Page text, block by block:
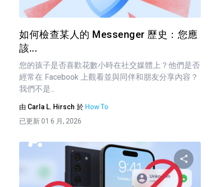
如何檢查某人的 Messenger 歷史：您應
該...
您的孩子是否喜歡花數小時在社交媒體上？他們是否
經常在 Facebook 上觀看並與同伴和朋友分享內容？
我們不是...
由 Carla L. Hirsch 於 How To
已更新 01 6 月, 2026